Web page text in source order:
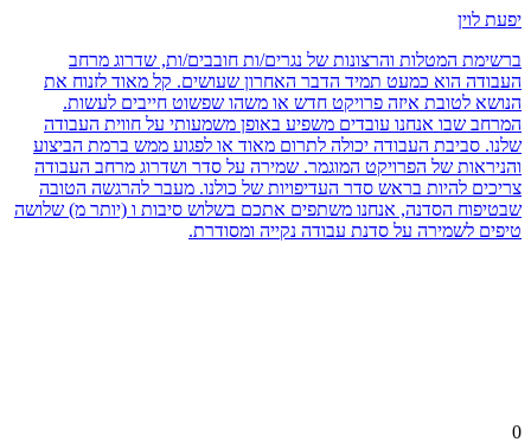
יפעת לוין
ברשימת המטלות והרצונות של נגרים/ות חובבים/ות, שדרוג מרחב
העבודה הוא כמעט תמיד הדבר האחרון שעושים. קל מאוד לזנוח את
הנושא לטובת איזה פרויקט חדש או משהו שפשוט חייבים לעשות.
המרחב שבו אנחנו עובדים משפיע באופן משמעותי על חווית העבודה
שלנו. סביבת העבודה יכולה לתרום מאוד או לפגוע ממש ברמת הביצוע
והניראות של הפרויקט המוגמר. שמירה על סדר ושדרוג מרחב העבודה
צריכים להיות בראש סדר העדיפויות של כולנו. מעבר להרגשה הטובה
שבטיפוח הסדנה, אנחנו משתפים אתכם בשלוש סיבות ו (יותר מ) שלושה
טיפים לשמירה על סדנת עבודה נקייה ומסודרת.
0